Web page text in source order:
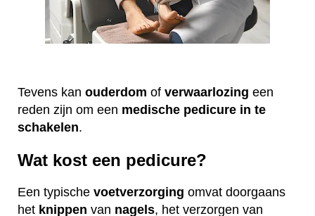
Tevens kan ouderdom of verwaarlozing een
reden zijn om een medische pedicure in te
schakelen.
Wat kost een pedicure?
Een typische voetverzorging omvat doorgaans
het knippen van nagels, het verzorgen van